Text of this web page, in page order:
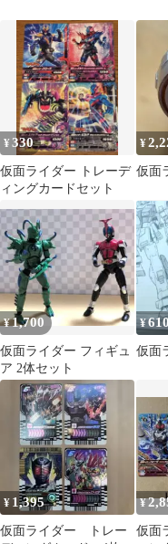
¥330
仮面ライダー トレーデ
ィングカードセット
¥
仮面
¥1,700
仮面ライダー フィギュ
ア 2体セット
¥
仮面
¥ 1,395
仮面ライダー トレー
¥
仮面